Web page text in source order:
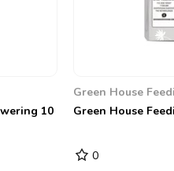
10
Green House
Green House
0